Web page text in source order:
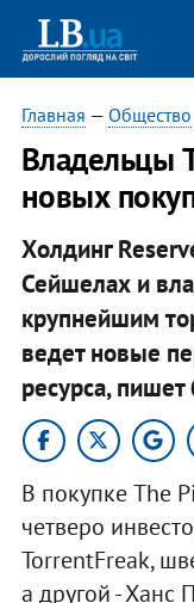
Главная — Общество
Владельцы
новых
Холдинг
Сейшелах и
крупнейшим
ведет новые
ресурса,
В покупке The
четверо
TorrentFreak,
а другой - Ханс